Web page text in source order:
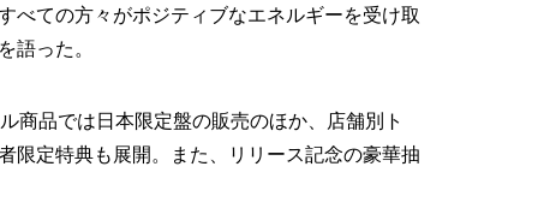
べての方々がポジティブなエネルギーを受け取
語った。
商品では日本限定盤の販売のほか、店舗別ト
限定特典も展開。また、リリース記念の豪華抽